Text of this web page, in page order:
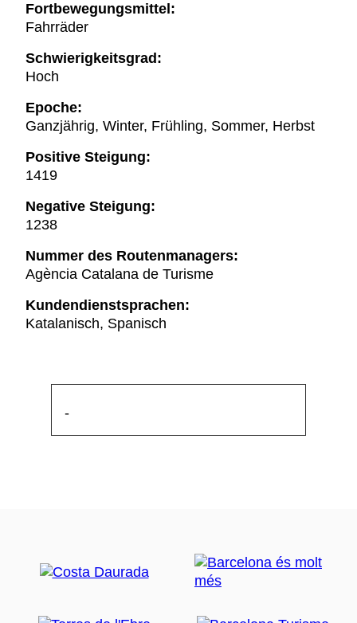
Fortbewegungsmittel:
Fahrräder
Schwierigkeitsgrad:
Hoch
Epoche:
Ganzjährig, Winter, Frühling, Sommer, Herbst
Positive Steigung:
1419
Negative Steigung:
1238
Nummer des Routenmanagers:
Agència Catalana de Turisme
Kundendienstsprachen:
Katalanisch, Spanisch
-